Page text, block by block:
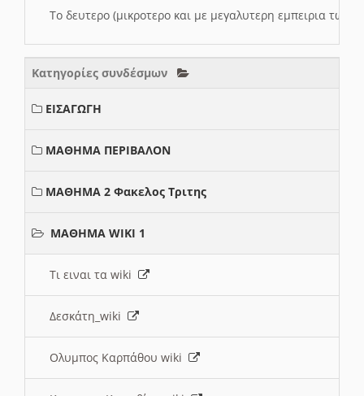
Το δευτερο (μικροτερο και με μεγαλυτερη εμπειρια
Κατηγορίες συνδέσμων
ΕΙΣΑΓΩΓΗ
ΜΑΘΗΜΑ ΠΕΡΙΒΑΛΟΝ
ΜΑΘΗΜΑ 2 Φακελος Τριτης
ΜΑΘΗΜΑ WIKI 1
Τι ειναι τα wiki
Δεσκάτη_wiki
Ολυμπος Καρπάθου wiki